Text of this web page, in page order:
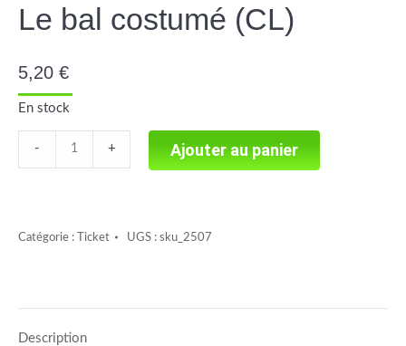
Le bal costumé (CL)
5,20 €
En stock
bal
quantité
- + Ajouter au panier
Catégorie : Ticket UGS : sku_2507
Description